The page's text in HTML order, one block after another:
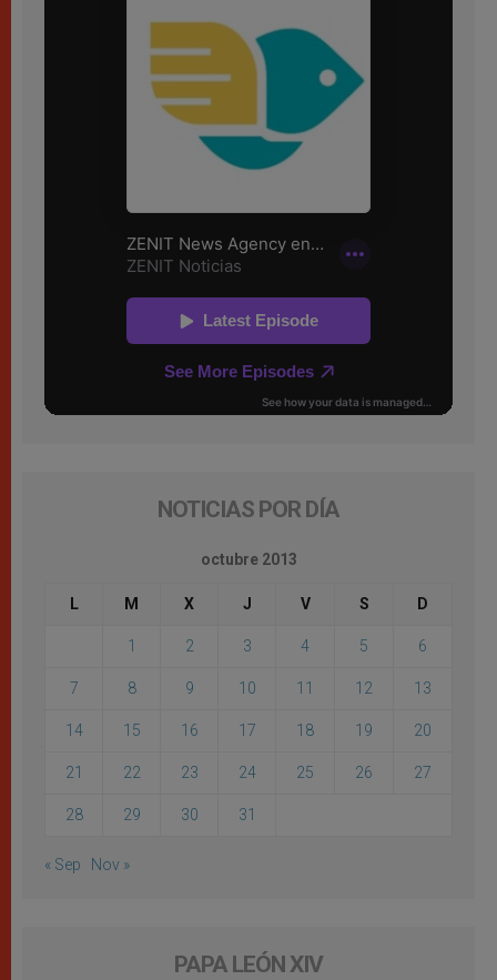
NOTICIAS POR DÍA
octubre 2013
L M X J V S D
1 2 3 4 5 6
7 8 9 10 11 12 13
14 15 16 17 18 19 20
21 22 23 24 25 26 27
28 29 30 31
« Sep Nov »
PAPA LEÓN XIV